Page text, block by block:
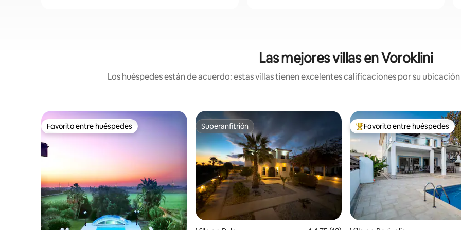
Las mejores villas en Voroklini
Los huéspedes están de acuerdo: estas villas tienen excelentes calificaciones por su
Favorito entre huéspedes
Favorito entre huéspedes Superanfitrión
Superanfitrión De los mejores en Favorito
Favorito entre huéspedes